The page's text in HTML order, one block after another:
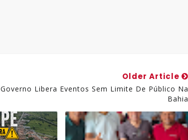
Older Article
Governo Libera Eventos Sem Limite De Público Na
Bahia